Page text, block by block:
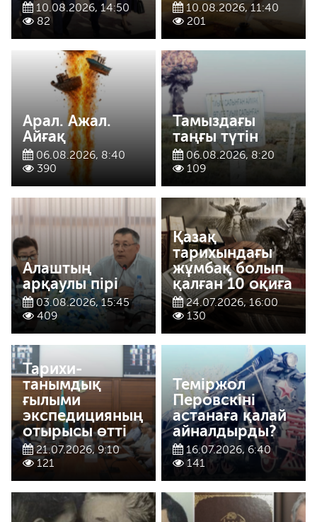
10.08.2026, 14:50
82
10.08.2026, 11:40
201
Арал. Ажал.
Айғақ
06.08.2026, 8:40
390
Тамыздағы
таңғы түтін
06.08.2026, 8:20
109
Алаштың
арқаулы пірі
03.08.2026, 15:45
409
Қазақ
тарихындағы
жұмбақ болып
қалған 10 оқиға
24.07.2026, 16:00
130
Тарихи-
танымдық
ғылыми
экспедицияның
отырысы өтті
21.07.2026, 9:10
121
Теміржол
Перовскіні
астанаға қалай
айналдырды?
16.07.2026, 6:40
141